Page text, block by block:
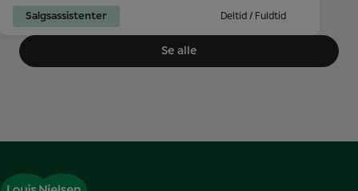
Deltid / Fuldtid
Salgsassistenter
Se alle